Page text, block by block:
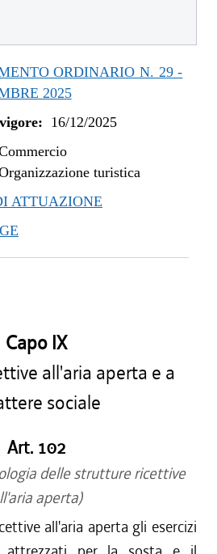
ORDINARIO N. 29 -
2025
16/12/2025
turistica
ATTUAZIONE
Capo IX
all'aria aperta e a
sociale
Art. 102
delle strutture ricettive
aperta)
all'aria aperta gli esercizi